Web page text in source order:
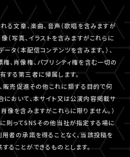
る文章、楽曲、音声（歌唱を含みますが
像（写真、イラストを含みますがこれらに
ータ（本配信コンテンツを含みます。）、
、肖像権、パブリシティ権を含む一切の
する第三者に帰属します。
販売促進その他これに類する目的で何
において、本サイト又は公演内容掲載サ
像を含みますがこれらに限りません。）
則ってSNSその他当社が指定する場に
者の承諾を得ることなく、当該投稿を
ることができるものとします。